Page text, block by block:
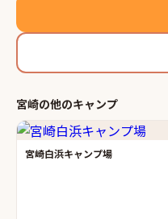
宮崎の他のキャンプ
宮崎白浜キャンプ場